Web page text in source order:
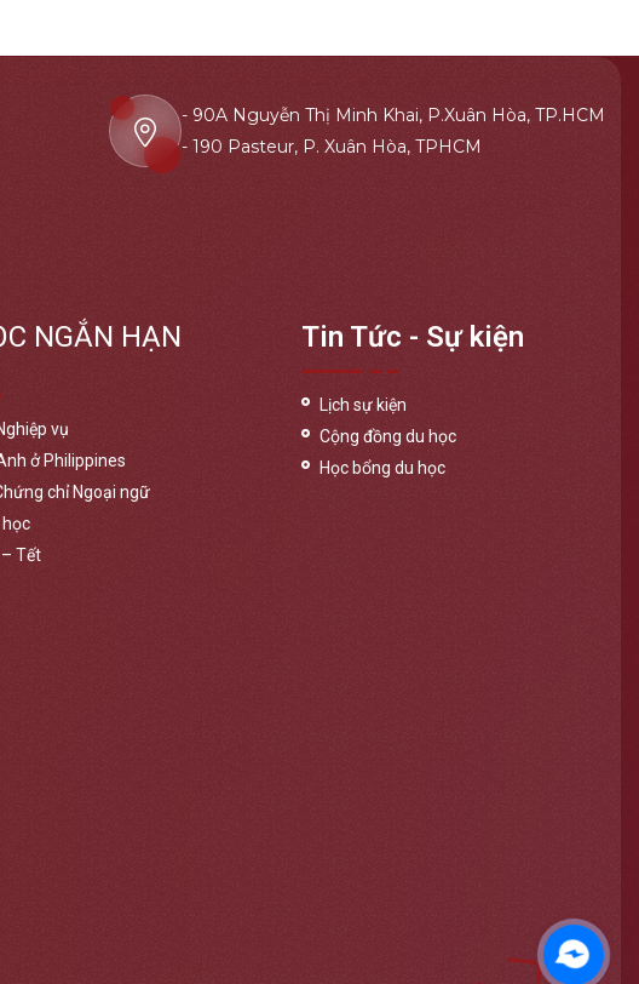
- 90A Nguyễn Thị Minh Khai, P.Xuân Hòa, TP.HCM
- 190 Pasteur, P. Xuân Hòa, TPHCM
NGẮN HẠN
vụ
ở Philippines
chỉ Ngoại ngữ
học
– Tết
Tin Tức - Sự kiện
Lịch sự kiện
Cộng đồng du học
Học bổng du học